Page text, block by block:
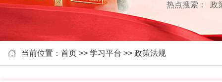
热点搜索： 政
当前位置： 首页 >> 学习平台 >> 政策法规